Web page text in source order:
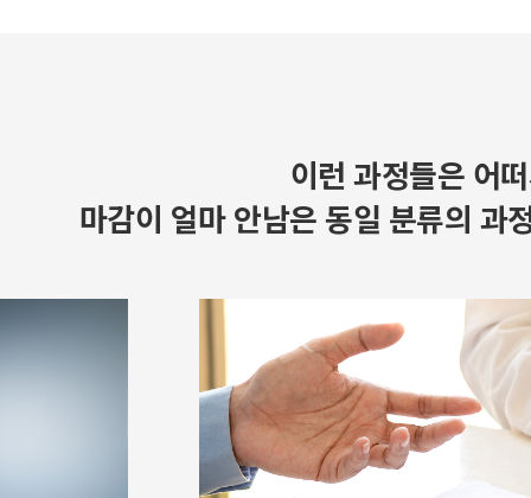
이런 과정들은 어
마감이 얼마 안남은 동일 분류의 과